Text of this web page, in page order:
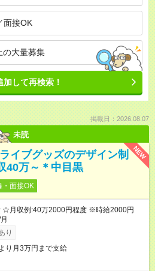
面接OK
の大量募集
加して再検索！
掲載日：2026.08.07
未読
NEW
イブグッズのデザイン制
40万～＊中目黒
・面接OK
☆月収例:40万2000円程度 ※時給2000円
り
り月3万円まで支給